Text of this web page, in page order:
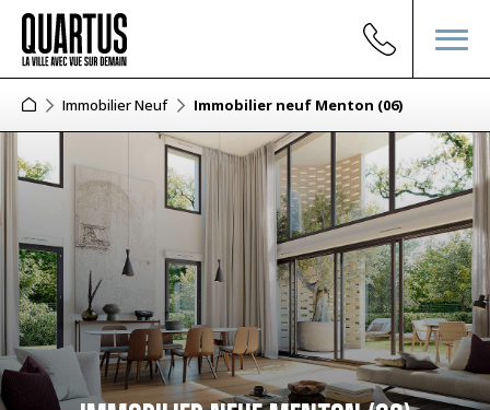
Immobilier Neuf Immobilier neuf Menton (06)